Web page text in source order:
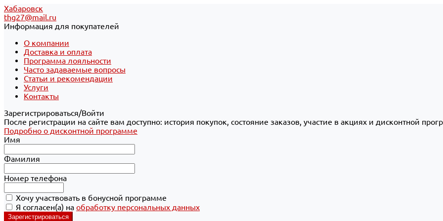
Хабаровск
thg27@mail.ru
Информация для покупателей
О компании
Доставка и оплата
Программа лояльности
Часто задаваемые вопросы
Статьи и рекомендации
Услуги
Контакты
Зарегистрироваться/Войти
После регистрации на сайте вам доступно: история покупок, состояние заказов, участие в акциях и дисконтной
Подробно о дисконтной программе
Имя
Фамилия
Номер телефона
Хочу участвовать в бонусной программе
Я согласен(а) на обработку персональных данных